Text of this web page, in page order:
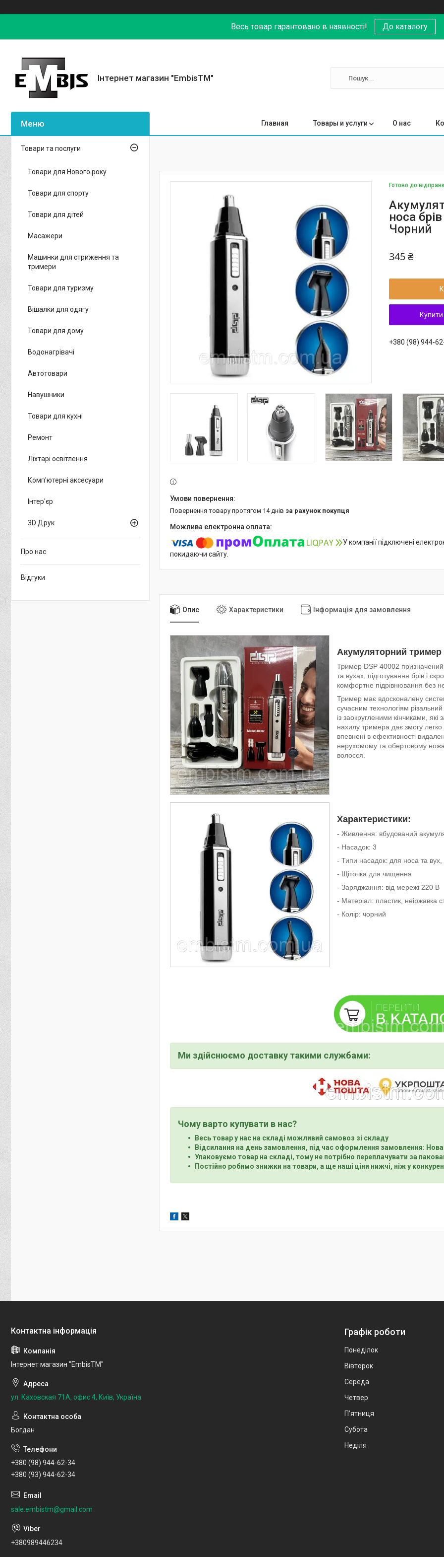
Весь товар гарантовано в наявності! До каталогу
Інтернет магазин "EmbisTM"
Главная Товары и услуги О нас
Готово до
носа
Чорний
345 ₴
Купити
+380 (98) 944-
повернення товару протягом 14 днів за рахунок покупця
У компанії підключені
покидаючи сайту.
Опис Характеристики Інформація для замовлення
Акумуляторний тример
Тример DSP 40002
та вухах, підготування брів і
комфортне підрівнювання без
Тример має вдосконалену
сучасним технологіям
із заокругленими кінчиками,
нахилу тримера дає змогу
впевнені в ефективності
нерухомому та обертовому
волосся.
Характеристики:
- Живлення: вбудований
- Насадок: 3
- Типи насадок: для носа та вух,
- Щіточка для чищення
- Заряджання: від мережі 220 В
- Матеріал: пластик, неіржавка
- Колір: чорний
Ми здійснюємо доставку такими службами:
Чому варто купувати в нас?
Весь товар у нас на складі можливий самовоз зі складу
Відсилання на день замовлення, під час оформлення замовлення:
Упаковуємо товар на складі, тому не потрібно переплачувати за
Постійно робимо знижки на товари, а ще наші ціни нижчі, ніж у
Товари та послуги
Товари для Нового року
Товари для спорту
Товари для дітей
Масажери
Машинки для стриження та
тримери
Товари для туризму
Вішалки для одягу
Товари для дому
Водонагрівачі
Автотовари
Навушники
Товари для кухні
Ремонт
Ліхтарі освітлення
Комп'ютерні аксесуари
Інтер'єр
3D Друк
Про нас
Відгуки
Інтернет магазин "EmbisTM"
ул. Каховская 71А, офис 4, Київ, Україна
Богдан
+380 (98) 944-62-34
+380 (93) 944-62-34
sale.embistm@gmail.com
+380989446234
Графік роботи
Понеділок
Вівторок
Середа
Четвер
Пʼятниця
Субота
Неділя